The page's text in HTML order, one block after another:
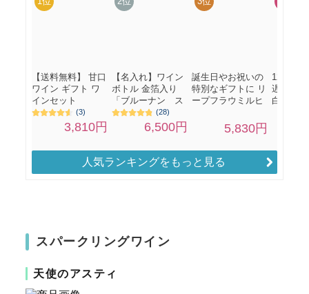
人気ランキングをもっと見る
スパークリングワイン
天使のアスティ